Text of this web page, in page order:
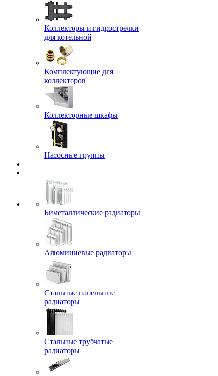
Коллекторы и гидрострелки
для котельной
Комплектующие для
коллекторов
Коллекторные шкафы
Насосные группы
Биметаллические радиаторы
Алюминиевые радиаторы
Стальные панельные
радиаторы
Стальные трубчатые
радиаторы